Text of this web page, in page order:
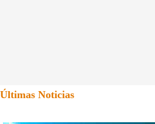
Últimas Noticias